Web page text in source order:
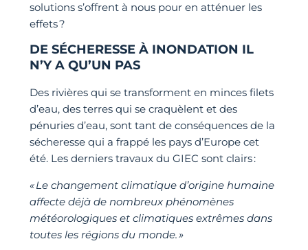
solutions s’offrent à nous pour en atténuer les
effets ?
DE SÉCHERESSE À INONDATION IL
N’Y A QU’UN PAS
Des rivières qui se transforment en minces filets
d’eau, des terres qui se craquèlent et des
pénuries d’eau, sont tant de conséquences de la
sécheresse qui a frappé les pays d’Europe cet
été. Les derniers travaux du GIEC sont clairs :
« Le changement climatique d’origine humaine
affecte déjà de nombreux phénomènes
météorologiques et climatiques extrêmes dans
toutes les régions du monde. »